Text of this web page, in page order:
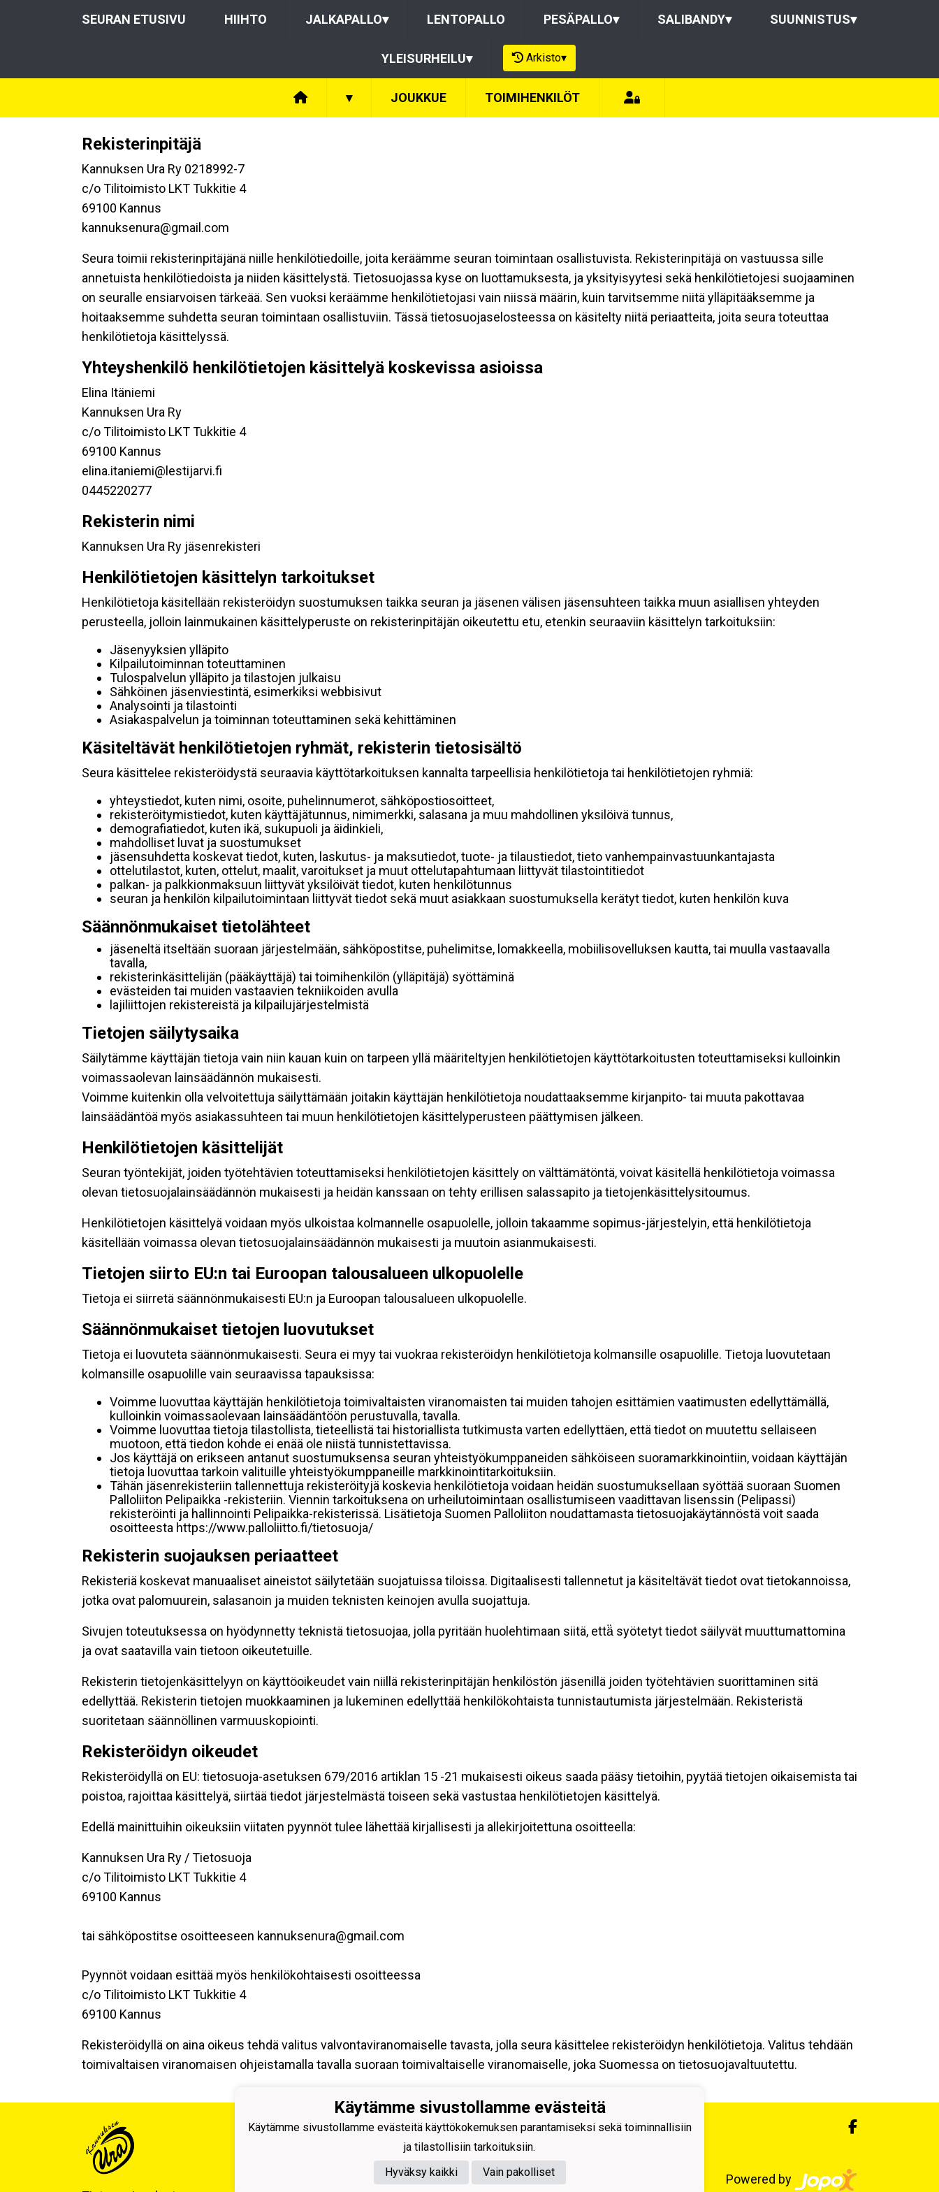
SEURAN ETUSIVU HIIHTO JALKAPALLO▾ LENTOPALLO PESÄPALLO▾ SALIBANDY▾ SUUNNISTUS▾
YLEISURHEILU▾ Arkisto▾
▾ JOUKKUE TOIMIHENKILÖT
Rekisterinpitäjä
Kannuksen Ura Ry 0218992-7
c/o Tilitoimisto LKT Tukkitie 4
69100 Kannus
kannuksenura@gmail.com
Seura toimii rekisterinpitäjänä niille henkilötiedoille, joita keräämme seuran toimintaan osallistuvista. Rekisterinpitäjä on vastuussa sille
annetuista henkilötiedoista ja niiden käsittelystä. Tietosuojassa kyse on luottamuksesta, ja yksityisyytesi sekä henkilötietojesi suojaaminen
on seuralle ensiarvoisen tärkeää. Sen vuoksi keräämme henkilötietojasi vain niissä määrin, kuin tarvitsemme niitä ylläpitääksemme ja
hoitaaksemme suhdetta seuran toimintaan osallistuviin. Tässä tietosuojaselosteessa on käsitelty niitä periaatteita, joita seura toteuttaa
henkilötietoja käsittelyssä.
Yhteyshenkilö henkilötietojen käsittelyä koskevissa asioissa
Elina Itäniemi
Kannuksen Ura Ry
c/o Tilitoimisto LKT Tukkitie 4
69100 Kannus
elina.itaniemi@lestijarvi.fi
0445220277
Rekisterin nimi
Kannuksen Ura Ry jäsenrekisteri
Henkilötietojen käsittelyn tarkoitukset
Henkilötietoja käsitellään rekisteröidyn suostumuksen taikka seuran ja jäsenen välisen jäsensuhteen taikka muun asiallisen yhteyden
perusteella, jolloin lainmukainen käsittelyperuste on rekisterinpitäjän oikeutettu etu, etenkin seuraaviin käsittelyn tarkoituksiin:
Jäsenyyksien ylläpito
Kilpailutoiminnan toteuttaminen
Tulospalvelun ylläpito ja tilastojen julkaisu
Sähköinen jäsenviestintä, esimerkiksi webbisivut
Analysointi ja tilastointi
Asiakaspalvelun ja toiminnan toteuttaminen sekä kehittäminen
Käsiteltävät henkilötietojen ryhmät, rekisterin tietosisältö
Seura käsittelee rekisteröidystä seuraavia käyttötarkoituksen kannalta tarpeellisia henkilötietoja tai henkilötietojen ryhmiä:
yhteystiedot, kuten nimi, osoite, puhelinnumerot, sähköpostiosoitteet,
rekisteröitymistiedot, kuten käyttäjätunnus, nimimerkki, salasana ja muu mahdollinen yksilöivä tunnus,
demografiatiedot, kuten ikä, sukupuoli ja äidinkieli,
mahdolliset luvat ja suostumukset
jäsensuhdetta koskevat tiedot, kuten, laskutus- ja maksutiedot, tuote- ja tilaustiedot, tieto vanhempainvastuunkantajasta
ottelutilastot, kuten, ottelut, maalit, varoitukset ja muut ottelutapahtumaan liittyvät tilastointitiedot
palkan- ja palkkionmaksuun liittyvät yksilöivät tiedot, kuten henkilötunnus
seuran ja henkilön kilpailutoimintaan liittyvät tiedot sekä muut asiakkaan suostumuksella kerätyt tiedot, kuten henkilön kuva
Säännönmukaiset tietolähteet
jäseneltä itseltään suoraan järjestelmään, sähköpostitse, puhelimitse, lomakkeella, mobiilisovelluksen kautta, tai muulla vastaavalla
tavalla,
rekisterinkäsittelijän (pääkäyttäjä) tai toimihenkilön (ylläpitäjä) syöttäminä
evästeiden tai muiden vastaavien tekniikoiden avulla
lajiliittojen rekistereistä ja kilpailujärjestelmistä
Tietojen säilytysaika
Säilytämme käyttäjän tietoja vain niin kauan kuin on tarpeen yllä määriteltyjen henkilötietojen käyttötarkoitusten toteuttamiseksi kulloinkin
voimassaolevan lainsäädännön mukaisesti.
Voimme kuitenkin olla velvoitettuja säilyttämään joitakin käyttäjän henkilötietoja noudattaaksemme kirjanpito- tai muuta pakottavaa
lainsäädäntöä myös asiakassuhteen tai muun henkilötietojen käsittelyperusteen päättymisen jälkeen.
Henkilötietojen käsittelijät
Seuran työntekijät, joiden työtehtävien toteuttamiseksi henkilötietojen käsittely on välttämätöntä, voivat käsitellä henkilötietoja voimassa
olevan tietosuojalainsäädännön mukaisesti ja heidän kanssaan on tehty erillisen salassapito ja tietojenkäsittelysitoumus.
Henkilötietojen käsittelyä voidaan myös ulkoistaa kolmannelle osapuolelle, jolloin takaamme sopimus-järjestelyin, että henkilötietoja
käsitellään voimassa olevan tietosuojalainsäädännön mukaisesti ja muutoin asianmukaisesti.
Tietojen siirto EU:n tai Euroopan talousalueen ulkopuolelle
Tietoja ei siirretä säännönmukaisesti EU:n ja Euroopan talousalueen ulkopuolelle.
Säännönmukaiset tietojen luovutukset
Tietoja ei luovuteta säännönmukaisesti. Seura ei myy tai vuokraa rekisteröidyn henkilötietoja kolmansille osapuolille. Tietoja luovutetaan
kolmansille osapuolille vain seuraavissa tapauksissa:
Voimme luovuttaa käyttäjän henkilötietoja toimivaltaisten viranomaisten tai muiden tahojen esittämien vaatimusten edellyttämällä,
kulloinkin voimassaolevaan lainsäädäntöön perustuvalla, tavalla.
Voimme luovuttaa tietoja tilastollista, tieteellistä tai historiallista tutkimusta varten edellyttäen, että tiedot on muutettu sellaiseen
muotoon, että tiedon kohde ei enää ole niistä tunnistettavissa.
Jos käyttäjä on erikseen antanut suostumuksensa seuran yhteistyökumppaneiden sähköiseen suoramarkkinointiin, voidaan käyttäjän
tietoja luovuttaa tarkoin valituille yhteistyökumppaneille markkinointitarkoituksiin.
Tähän jäsenrekisteriin tallennettuja rekisteröityjä koskevia henkilötietoja voidaan heidän suostumuksellaan syöttää suoraan Suomen
Palloliiton Pelipaikka -rekisteriin. Viennin tarkoituksena on urheilutoimintaan osallistumiseen vaadittavan lisenssin (Pelipassi)
rekisteröinti ja hallinnointi Pelipaikka-rekisterissä. Lisätietoja Suomen Palloliiton noudattamasta tietosuojakäytännöstä voit saada
osoitteesta https://www.palloliitto.fi/tietosuoja/
Rekisterin suojauksen periaatteet
Rekisteriä koskevat manuaaliset aineistot säilytetään suojatuissa tiloissa. Digitaalisesti tallennetut ja käsiteltävät tiedot ovat tietokannoissa,
jotka ovat palomuurein, salasanoin ja muiden teknisten keinojen avulla suojattuja.
Sivujen toteutuksessa on hyödynnetty teknistä tietosuojaa, jolla pyritään huolehtimaan siitä, että̈ syötetyt tiedot säilyvät muuttumattomina
ja ovat saatavilla vain tietoon oikeutetuille.
Rekisterin tietojenkäsittelyyn on käyttöoikeudet vain niillä rekisterinpitäjän henkilöstön jäsenillä joiden työtehtävien suorittaminen sitä
edellyttää. Rekisterin tietojen muokkaaminen ja lukeminen edellyttää henkilökohtaista tunnistautumista järjestelmään. Rekisteristä
suoritetaan säännöllinen varmuuskopiointi.
Rekisteröidyn oikeudet
Rekisteröidyllä on EU: tietosuoja-asetuksen 679/2016 artiklan 15 -21 mukaisesti oikeus saada pääsy tietoihin, pyytää tietojen oikaisemista tai
poistoa, rajoittaa käsittelyä, siirtää tiedot järjestelmästä toiseen sekä vastustaa henkilötietojen käsittelyä.
Edellä mainittuihin oikeuksiin viitaten pyynnöt tulee lähettää kirjallisesti ja allekirjoitettuna osoitteella:
Kannuksen Ura Ry / Tietosuoja
c/o Tilitoimisto LKT Tukkitie 4
69100 Kannus
tai sähköpostitse osoitteeseen kannuksenura@gmail.com
Pyynnöt voidaan esittää myös henkilökohtaisesti osoitteessa
c/o Tilitoimisto LKT Tukkitie 4
69100 Kannus
Rekisteröidyllä on aina oikeus tehdä valitus valvontaviranomaiselle tavasta, jolla seura käsittelee rekisteröidyn henkilötietoja. Valitus tehdään
toimivaltaisen viranomaisen ohjeistamalla tavalla suoraan toimivaltaiselle viranomaiselle, joka Suomessa on tietosuojavaltuutettu.
Kannuksen Ura ry
Tukkitie 4, 69100 KANNUS
Powered by
Käytämme sivustollamme evästeitä
Käytämme sivustollamme evästeitä käyttökokemuksen parantamiseksi sekä toiminnallisiin
ja tilastollisiin tarkoituksiin.
Hyväksy kaikki
Vain pakolliset